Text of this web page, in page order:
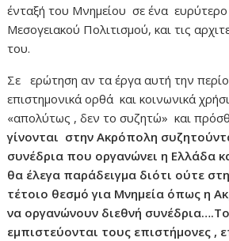
ένταξή του Μνημείου σε ένα ευρύτερο
Μεσογειακού Πολιτισμού, και τις
του.
Σε ερώτηση αν τα έργα αυτή την
επιστημονικά ορθά και κοινωνικά
«απολύτως , δεν το συζητώ» και
γίνονται στην Ακρόπολη
συνέδρια που οργανώνει η Ελλάδα
θα έλεγα παράδειγμα διότι ούτε
τέτοιο θεσμό για Μνημεία όπως η
να οργανώνουν διεθνή
εμπιστεύονται τους επιστήμονες ,